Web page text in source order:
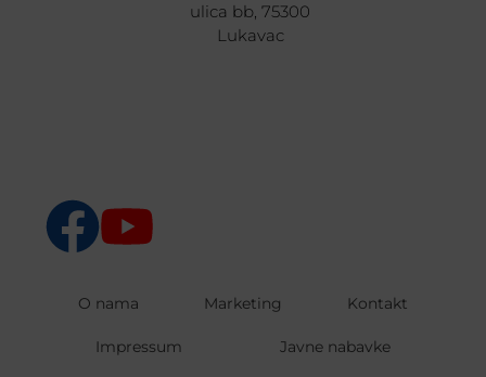
ulica bb, 75300
Lukavac
O nama Marketing Kontakt
Impressum Javne nabavke